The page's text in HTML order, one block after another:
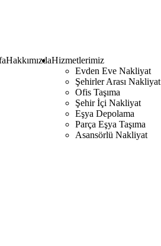
HakkımızdaHizmetlerimiz
Evden Eve Nakliyat
Şehirler Arası Nakliyat
Ofis Taşıma
Şehir İçi Nakliyat
Eşya Depolama
Parça Eşya Taşıma
Asansörlü Nakliyat